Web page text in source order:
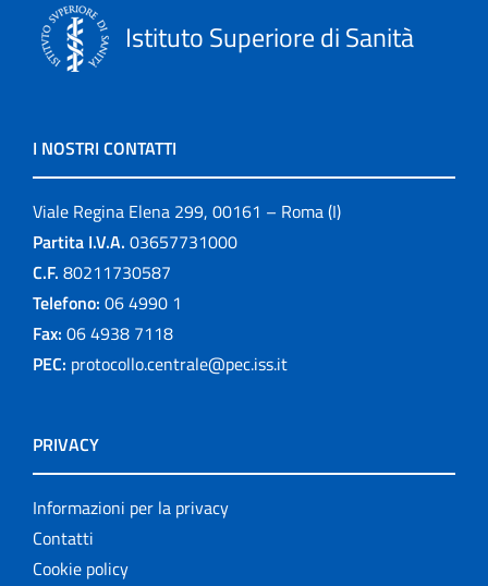
Istituto Superiore di Sanità
I NOSTRI CONTATTI
Viale Regina Elena 299, 00161 – Roma (I)
Partita I.V.A. 03657731000
C.F. 80211730587
Telefono: 06 4990 1
Fax: 06 4938 7118
PEC: protocollo.centrale@pec.iss.it
PRIVACY
Informazioni per la privacy
Contatti
Cookie policy